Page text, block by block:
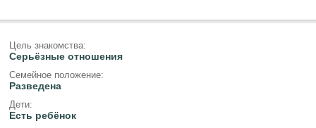
Цель знакомства:
Серьёзные отношения
Семейное положение:
Разведена
Дети:
Есть ребёнок